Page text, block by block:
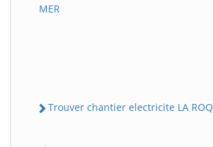
MER
Trouver chantier electricite LA